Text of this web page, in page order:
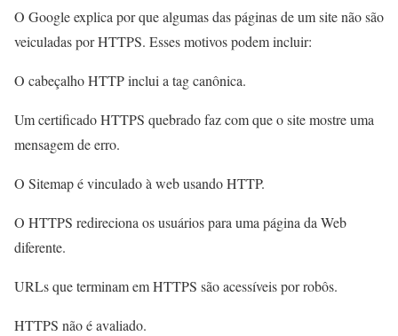
O Google explica por que algumas das páginas de um site não são
veiculadas por HTTPS. Esses motivos podem incluir:
O cabeçalho HTTP inclui a tag canônica.
Um certificado HTTPS quebrado faz com que o site mostre uma
mensagem de erro.
O Sitemap é vinculado à web usando HTTP.
O HTTPS redireciona os usuários para uma página da Web
diferente.
URLs que terminam em HTTPS são acessíveis por robôs.
HTTPS não é avaliado.